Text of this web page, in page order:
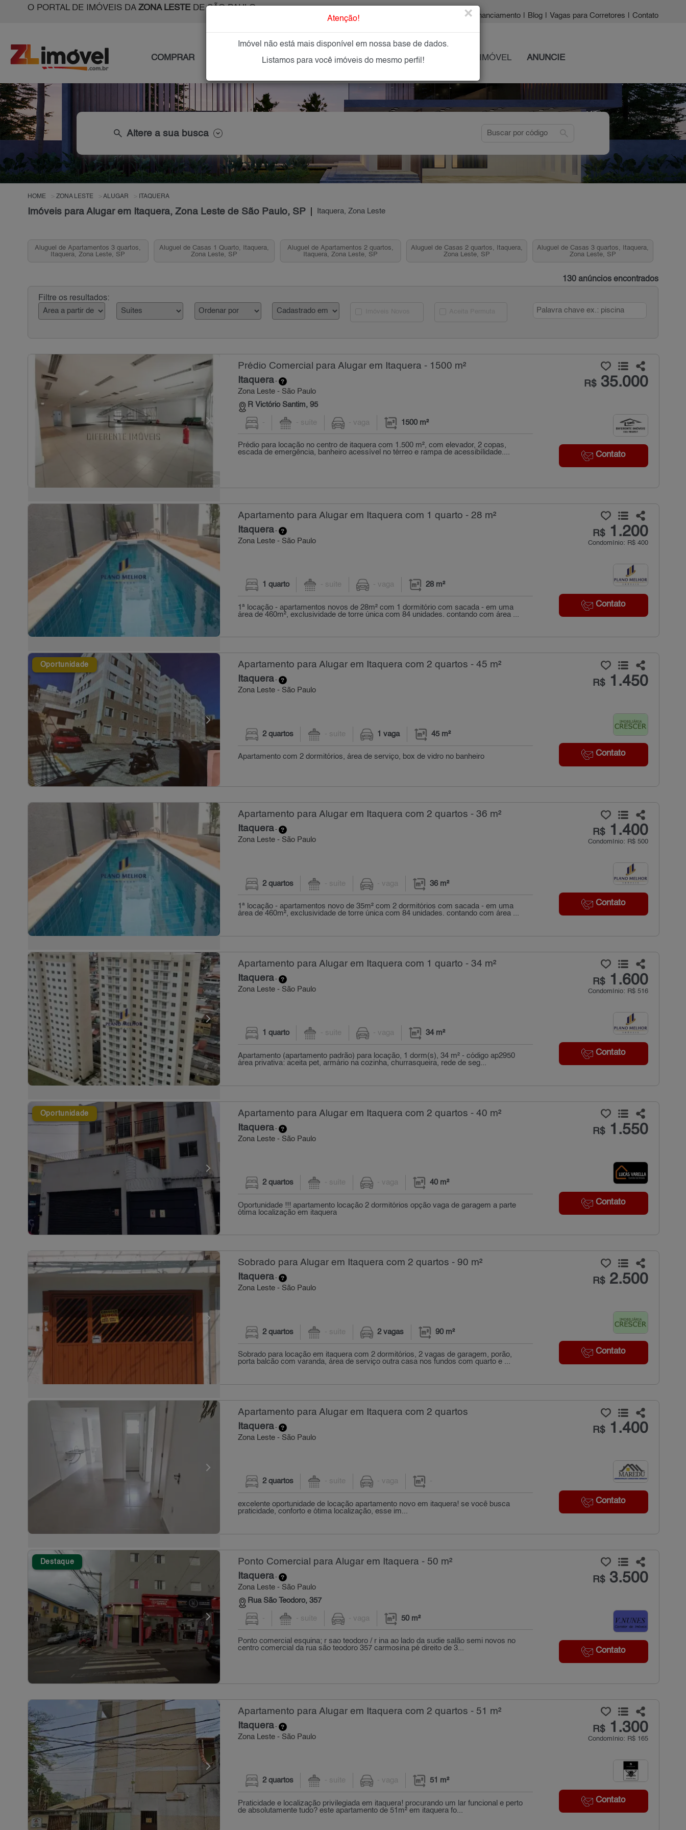
O PORTAL DE IMÓVEIS DA ZONA LESTEDE SÃO PAULO
| Financiamento Blog Vagas para Corretores Contato
COMPRAR IMÓVEIS NOVOS IMOBILIÁRIAS OFEREÇA SEU IMÓVEL ANUNCIE
search Altere a sua busca search
HOME ZONA LESTE ALUGAR ITAQUERA
Imóveis para Alugar em Itaquera, Zona Leste de São Paulo, SP Itaquera, Zona Leste
Aluguel de Apartamentos 3 quartos,
Itaquera, Zona Leste, SP
Aluguel de Casas 1 Quarto, Itaquera,
Zona Leste, SP
Aluguel de Apartamentos 2 quartos,
Itaquera, Zona Leste, SP
Aluguel de Casas 2 quartos, Itaquera,
Zona Leste, SP
Aluguel de Casas 3 quartos, Itaquera,
Zona Leste, SP
130 anúncios encontrados
Filtre os resultados:
Prédio Comercial para Alugar em Itaquera - 1500 m²
Itaquera-
Zona Leste - São Paulo
R Victório Santim, 95
R$35.000
Contato
- - suíte - vaga 1500 m²
Prédio para locação no centro de itaquera com 1.500 m², com elevador, 2 copas,
escada de emergência, banheiro acessível no térreo e rampa de acessibílidade....
Apartamento para Alugar em Itaquera com 1 quarto - 28 m²
Itaquera-
Zona Leste - São Paulo
R$1.200
Condomínio: R$ 400
Contato
1 quarto - suíte - vaga 28 m²
1ª locação - apartamentos novos de 28m² com 1 dormitório com sacada - em uma
área de 460m², exclusividade de torre única com 84 unidades. contando com área ...
Oportunidade Apartamento para Alugar em Itaquera com 2 quartos - 45 m²
Itaquera-
Zona Leste - São Paulo
R$1.450
Contato
2 quartos - suíte 1 vaga 45 m²
Apartamento com 2 dormitórios, área de serviço, box de vidro no banheiro
Apartamento para Alugar em Itaquera com 2 quartos - 36 m²
Itaquera-
Zona Leste - São Paulo
R$1.400
Condomínio: R$ 500
Contato
2 quartos - suíte - vaga 36 m²
1ª locação - apartamentos novo de 35m² com 2 dormitórios com sacada - em uma
área de 460m², exclusividade de torre única com 84 unidades. contando com área ...
Apartamento para Alugar em Itaquera com 1 quarto - 34 m²
Itaquera-
Zona Leste - São Paulo
R$1.600
Condomínio: R$ 516
Contato
1 quarto - suíte - vaga 34 m²
Apartamento (apartamento padrão) para locação, 1 dorm(s), 34 m² - código ap2950
área privativa: aceita pet, armário na cozinha, churrasqueira, rede de seg...
Oportunidade Apartamento para Alugar em Itaquera com 2 quartos - 40 m²
Itaquera-
Zona Leste - São Paulo
R$1.550
Contato
2 quartos - suíte - vaga 40 m²
Oportunidade !!! apartamento locação 2 dormitórios opção vaga de garagem a parte
ótima localização em itaquera
Sobrado para Alugar em Itaquera com 2 quartos - 90 m²
Itaquera-
Zona Leste - São Paulo
R$2.500
Contato
2 quartos - suíte 2 vagas 90 m²
Sobrado para locação em itaquera com 2 dormitórios, 2 vagas de garagem, porão,
porta balcão com varanda, área de serviço outra casa nos fundos com quarto e ...
Apartamento para Alugar em Itaquera com 2 quartos
Itaquera-
Zona Leste - São Paulo
R$1.400
Contato
2 quartos - suíte - vaga -
excelente oportunidade de locação apartamento novo em itaquera! se você busca
praticidade, conforto e ótima localização, esse im...
Destaque Ponto Comercial para Alugar em Itaquera - 50 m²
Itaquera-
Zona Leste - São Paulo
Rua São Teodoro, 357
R$3.500
Contato
- - suíte - vaga 50 m²
Ponto comercial esquina; r sao teodoro / r ina ao lado da sudie salão semi novos no
centro comercial da rua são teodoro 357 carmosina pé direito de 3...
Apartamento para Alugar em Itaquera com 2 quartos - 51 m²
Itaquera-
Zona Leste - São Paulo
R$1.300
Condomínio: R$ 165
Contato
2 quartos - suíte - vaga 51 m²
Praticidade e localização privilegiada em itaquera! procurando um lar funcional e perto
de absolutamente tudo? este apartamento de 51m² em itaquera fo...
Atenção! ×
Imóvel não está mais disponível em nossa base de dados.
Listamos para você imóveis do mesmo perfil!